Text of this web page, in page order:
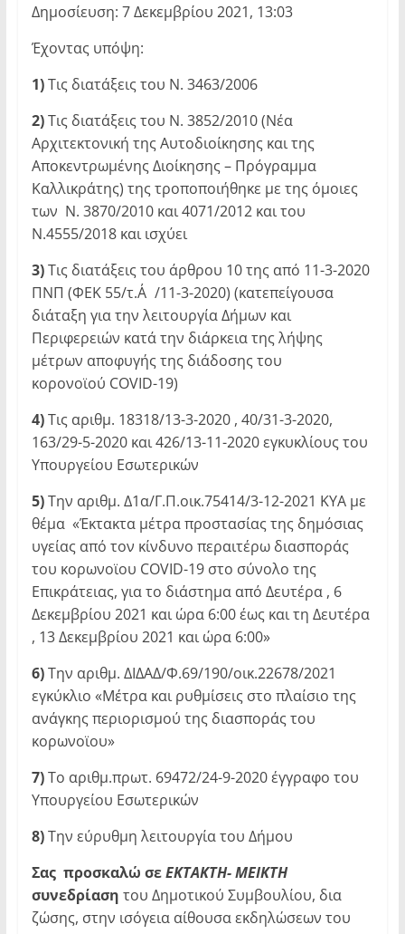
Δημοσίευση: 7 Δεκεμβρίου 2021, 13:03
Έχοντας υπόψη:
1)Τις διατάξεις του Ν. 3463/2006
2)Τις διατάξεις του Ν. 3852/2010 (Νέα
Αρχιτεκτονική της Αυτοδιοίκησης και της
Αποκεντρωμένης Διοίκησης – Πρόγραμμα
Καλλικράτης) της τροποποιήθηκε με της όμοιες
των Ν. 3870/2010 και 4071/2012 και του
Ν.4555/2018 και ισχύει
3)Τις διατάξεις του άρθρου 10 της από 11-3-2020
ΠΝΠ (ΦΕΚ 55/τ.Α΄/11-3-2020) (κατεπείγουσα
διάταξη για την λειτουργία Δήμων και
Περιφερειών κατά την διάρκεια της λήψης
μέτρων αποφυγής της διάδοσης του
κορονοϊού COVID-19)
4)Τις αριθμ. 18318/13-3-2020 , 40/31-3-2020,
163/29-5-2020 και 426/13-11-2020 εγκυκλίους του
Υπουργείου Εσωτερικών
5)Την αριθμ. Δ1α/Γ.Π.οικ.75414/3-12-2021 ΚΥΑ με
θέμα «Έκτακτα μέτρα προστασίας της δημόσιας
υγείας από τον κίνδυνο περαιτέρω διασποράς
του κορωνοϊου COVID-19 στο σύνολο της
Επικράτειας, για το διάστημα από Δευτέρα , 6
Δεκεμβρίου 2021 και ώρα 6:00 έως και τη Δευτέρα
, 13 Δεκεμβρίου 2021 και ώρα 6:00»
6)Την αριθμ. ΔΙΔΑΔ/Φ.69/190/οικ.22678/2021
εγκύκλιο «Μέτρα και ρυθμίσεις στο πλαίσιο της
ανάγκης περιορισμού της διασποράς του
κορωνοϊου»
7)Το αριθμ.πρωτ. 69472/24-9-2020 έγγραφο του
Υπουργείου Εσωτερικών
8)Την εύρυθμη λειτουργία του Δήμου
Σας προσκαλώ σεΕΚΤΑΚΤΗ- ΜΕΙΚΤΗ
συνεδρίαση του Δημοτικού Συμβουλίου, δια
ζώσης, στην ισόγεια αίθουσα εκδηλώσεων του